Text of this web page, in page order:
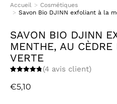
Vous êtes ici :
Accueil
Cosmétiques
Savon Bio DJINN exfoliant à la
SAVON BIO DJINN
MENTHE, AU CÈDRE
VERTE
sur 5
basé sur
(4avis client)
€5,10